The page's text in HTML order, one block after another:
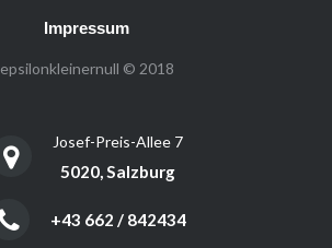
Impressum
epsilonkleinernull © 2018
Josef-Preis-Allee 7
5020, Salzburg
+43 662 / 842434